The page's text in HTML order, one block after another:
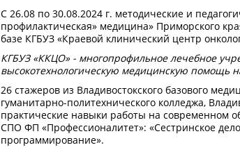
С 26.08 по 30.08.2024 г. методические и
профилактическая» медицина» Приморского
базе КГБУЗ «Краевой клинический центр
КГБУЗ «ККЦО» - многопрофильное лечебное
высокотехнологическую медицинскую помощь
26 стажеров из Владивостокского базового
гуманитарно-политехнического колледжа,
практические навыки работы на современном
СПО ФП «Профессионалитет»: «Сестринское
программирование».